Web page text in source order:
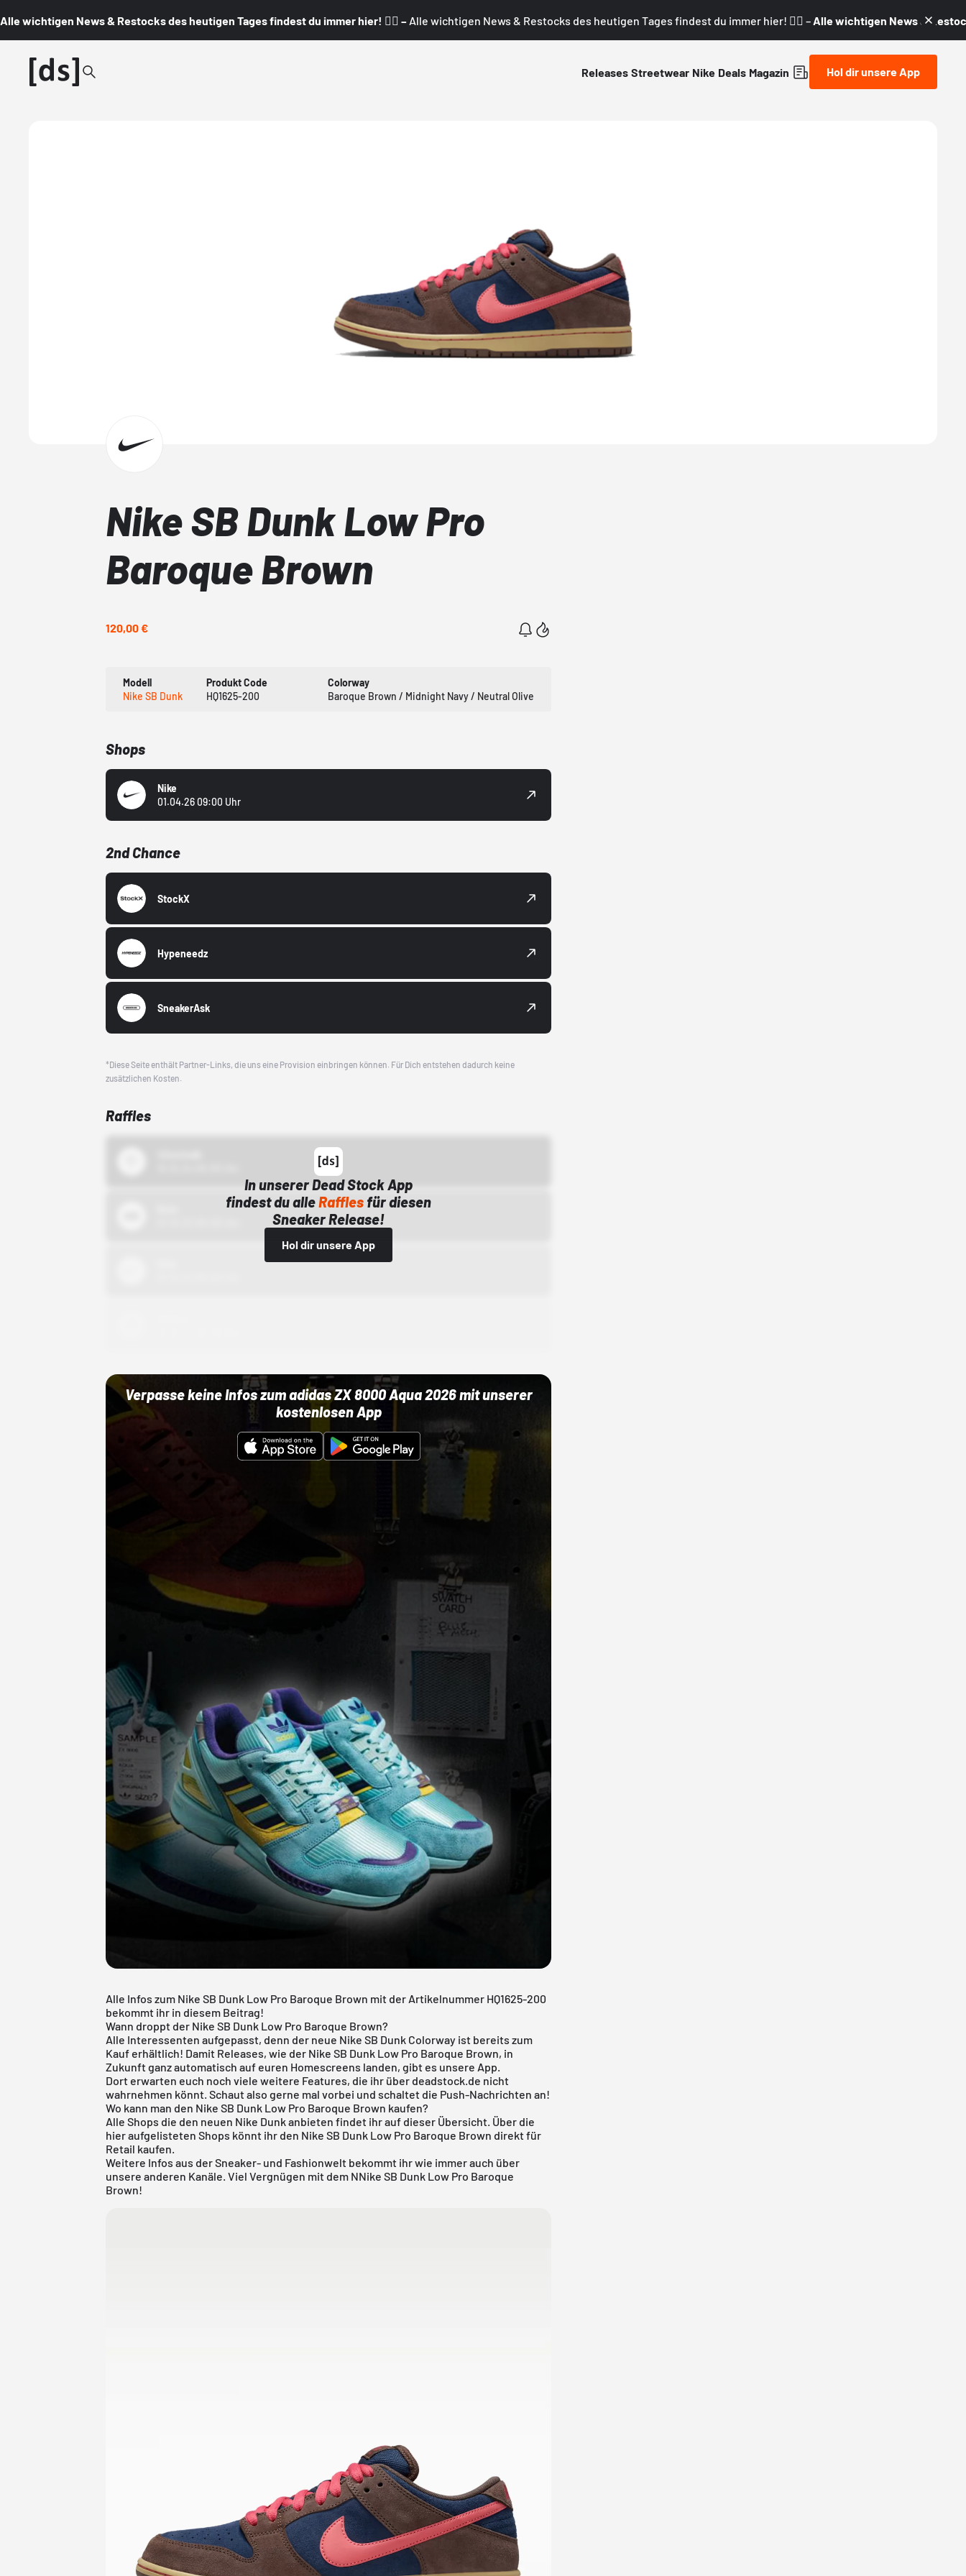
Alle wichtigen News & Restocks des heutigen Tages findest du immer hier! 👇🏼 – Alle wichtigen News & Restocks des heutigen Tages findest du immer hier! 👇🏼 – Alle wichtigen News &
Releases Streetwear Nike Deals Magazin Hol dir unsere App
Nike SB Dunk Low Pro
Baroque Brown
120,00 €
Modell
Nike SB Dunk
Produkt Code
HQ1625-200
Colorway
Baroque Brown / Midnight Navy / Neutral Olive
Shops
Nike
01.04.26 09:00 Uhr
2nd Chance
StockX
Hypeneedz
SneakerAsk
*Diese Seite enthält Partner-Links, die uns eine Provision einbringen können. Für Dich entstehen dadurch keine
zusätzlichen Kosten.
Raffles
In unserer Dead Stock App
findest du alleRaffles für diesen
Sneaker Release!
Hol dir unsere App
Verpasse keine Infos zum adidas ZX 8000 Aqua 2026 mit unserer
kostenlosen App
Alle Infos zum Nike SB Dunk Low Pro Baroque Brown mit der Artikelnummer HQ1625-200
bekommt ihr in diesem Beitrag!
Wann droppt der Nike SB Dunk Low Pro Baroque Brown?
Alle Interessenten aufgepasst, denn der neue Nike SB Dunk Colorway ist bereits zum
Kauf erhältlich! Damit Releases, wie der Nike SB Dunk Low Pro Baroque Brown, in
Zukunft ganz automatisch auf euren Homescreens landen, gibt es unsere App
Dort erwarten euch noch viele weitere Features, die ihr über deadstock.de nicht
wahrnehmen könnt. Schaut also gerne mal vorbei und schaltet die Push-Nachrichten an!
Wo kann man den Nike SB Dunk Low Pro Baroque Brown kaufen?
Alle Shops die den neuen Nike Dunkanbieten findet ihr auf dieser Übersicht. Über die
hier aufgelisteten Shops könnt ihr den Nike SB Dunk Low Pro Baroque Brown direkt für
Retail kaufen.
Weitere Infos aus derSneaker- und Fashionwelt bekommt ihr wie immer auch über
unsere anderen Kanäle. Viel Vergnügen mit dem NNike SB Dunk Low Pro Baroque
Brown!